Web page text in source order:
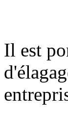
Il est